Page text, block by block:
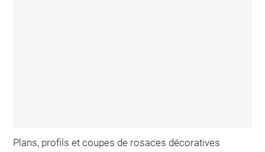
Plans, profils et coupes de rosaces décoratives